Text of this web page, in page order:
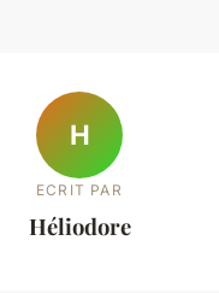
H
ECRIT PAR
Héliodore